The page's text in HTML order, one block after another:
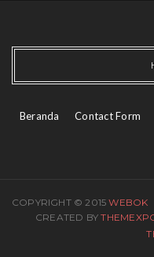
Beranda Contact Form
COPYRIGHT © 2015WEBOK
CREATED BY